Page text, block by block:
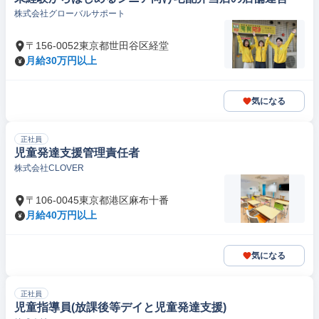
株式会社グローバルサポート
〒156-0052東京都世田谷区経堂
月給30万円以上
気になる
正社員
児童発達支援管理責任者
株式会社CLOVER
〒106-0045東京都港区麻布十番
月給40万円以上
気になる
正社員
児童指導員(放課後等デイと児童発達支援)